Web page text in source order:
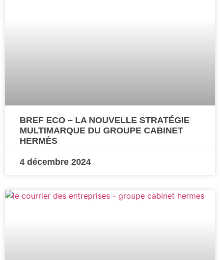
BREF ECO – LA NOUVELLE STRATÉGIE
MULTIMARQUE DU GROUPE CABINET
HERMÈS
4 décembre 2024